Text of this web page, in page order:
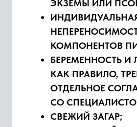
Средникова Валентина
косметолог-эстетист